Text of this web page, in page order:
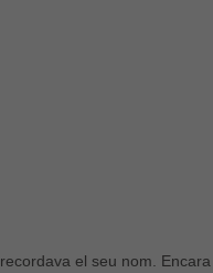
el seu nom.